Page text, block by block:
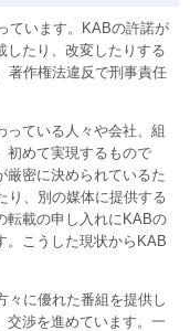
ています。KABの許諾が
したり、改変したりする
著作権法違反で刑事責任
っている人々や会社、組
初めて実現するもので
厳密に決められているた
り、別の媒体に提供する
転載の申し入れにKABの
。こうした現状からKAB
々に優れた番組を提供し
交渉を進めています。一